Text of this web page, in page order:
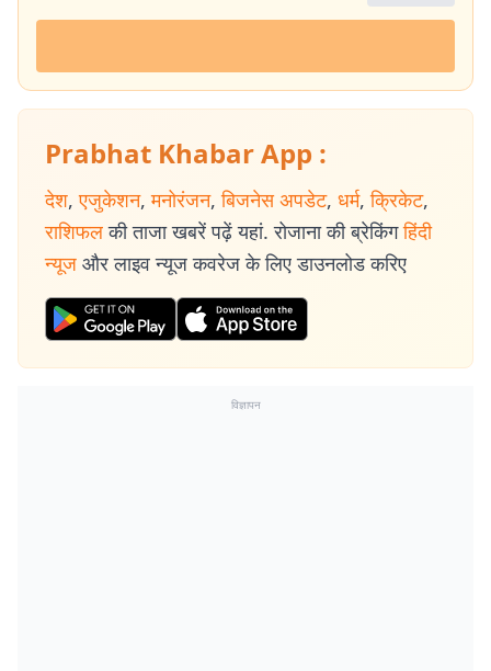
Prabhat Khabar App :
देश, एजुकेशन, मनोरंजन, बिजनेस अपडेट, धर्म, क्रिकेट,
राशिफल की ताजा खबरें पढ़ें यहां. रोजाना की ब्रेकिंग हिंदी
न्यूज और लाइव न्यूज कवरेज के लिए डाउनलोड करिए
विज्ञापन